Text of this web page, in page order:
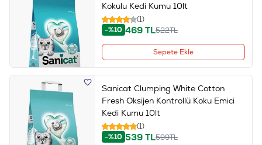
Kokulu Kedi Kumu 10lt
(1)
-%10 469TL522TL
Sepete Ekle
Sanicat Clumping White Cotton
Fresh Oksijen Kontrollü Koku Emici
Kedi Kumu 10lt
(1)
-%10 539TL599TL